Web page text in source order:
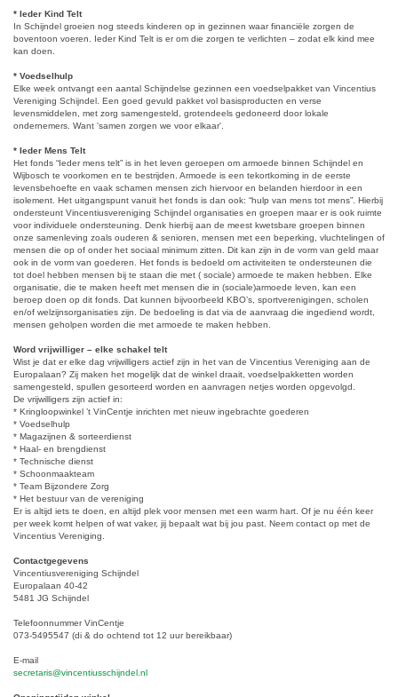
* Ieder Kind Telt
In Schijndel groeien nog steeds kinderen op in gezinnen waar financiële zorgen de
boventoon voeren. Ieder Kind Telt is er om die zorgen te verlichten – zodat elk kind mee
kan doen.
* Voedselhulp
Elke week ontvangt een aantal Schijndelse gezinnen een voedselpakket van Vincentius
Vereniging Schijndel. Een goed gevuld pakket vol basisproducten en verse
levensmiddelen, met zorg samengesteld, grotendeels gedoneerd door lokale
ondernemers. Want 'samen zorgen we voor elkaar'.
* Ieder Mens Telt
Het fonds “Ieder mens telt” is in het leven geroepen om armoede binnen Schijndel en
Wijbosch te voorkomen en te bestrijden. Armoede is een tekortkoming in de eerste
levensbehoefte en vaak schamen mensen zich hiervoor en belanden hierdoor in een
isolement. Het uitgangspunt vanuit het fonds is dan ook: “hulp van mens tot mens”. Hierbij
ondersteunt Vincentiusvereniging Schijndel organisaties en groepen maar er is ook ruimte
voor individuele ondersteuning. Denk hierbij aan de meest kwetsbare groepen binnen
onze samenleving zoals ouderen & senioren, mensen met een beperking, vluchtelingen of
mensen die op of onder het sociaal minimum zitten. Dit kan zijn in de vorm van geld maar
ook in de vorm van goederen. Het fonds is bedoeld om activiteiten te ondersteunen die
tot doel hebben mensen bij te staan die met ( sociale) armoede te maken hebben. Elke
organisatie, die te maken heeft met mensen die in (sociale)armoede leven, kan een
beroep doen op dit fonds. Dat kunnen bijvoorbeeld KBO’s, sportverenigingen, scholen
en/of welzijnsorganisaties zijn. De bedoeling is dat via de aanvraag die ingediend wordt,
mensen geholpen worden die met armoede te maken hebben.
Word vrijwilliger – elke schakel telt
Wist je dat er elke dag vrijwilligers actief zijn in het van de Vincentius Vereniging aan de
Europalaan? Zij maken het mogelijk dat de winkel draait, voedselpakketten worden
samengesteld, spullen gesorteerd worden en aanvragen netjes worden opgevolgd.
De vrijwilligers zijn actief in:
* Kringloopwinkel ’t VinCentje inrichten met nieuw ingebrachte goederen
* Voedselhulp
* Magazijnen & sorteerdienst
* Haal- en brengdienst
* Technische dienst
* Schoonmaakteam
* Team Bijzondere Zorg
* Het bestuur van de vereniging
Er is altijd iets te doen, en altijd plek voor mensen met een warm hart. Of je nu één keer
per week komt helpen of wat vaker, jij bepaalt wat bij jou past. Neem contact op met de
Vincentius Vereniging.
Contactgegevens
Vincentiusvereniging Schijndel
Europalaan 40-42
5481 JG Schijndel
Telefoonnummer VinCentje
073-5495547 (di & do ochtend tot 12 uur bereikbaar)
E-mail
secretaris@vincentiusschijndel.nl